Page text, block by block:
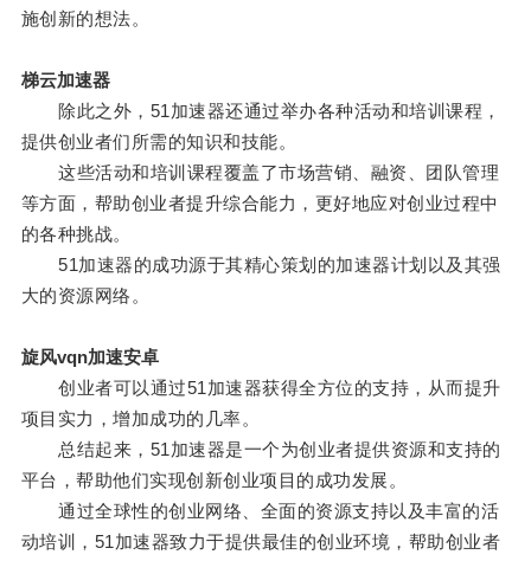
施创新的想法。
梯云加速器
除此之外，51加速器还通过举办各种活动和培训课程，
提供创业者们所需的知识和技能。
这些活动和培训课程覆盖了市场营销、融资、团队管理
等方面，帮助创业者提升综合能力，更好地应对创业过程中
的各种挑战。
51加速器的成功源于其精心策划的加速器计划以及其强
大的资源网络。
旋风vqn加速安卓
创业者可以通过51加速器获得全方位的支持，从而提升
项目实力，增加成功的几率。
总结起来，51加速器是一个为创业者提供资源和支持的
平台，帮助他们实现创新创业项目的成功发展。
通过全球性的创业网络、全面的资源支持以及丰富的活
动培训，51加速器致力于提供最佳的创业环境，帮助创业者